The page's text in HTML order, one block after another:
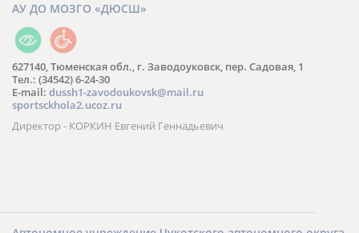
АУ ДО МОЗГО «ДЮСШ»
627140, Тюменская обл., г. Заводоуковск, пер. Садовая, 1
Тел.: (34542) 6-24-30
​E-mail: dussh1-zavodoukovsk@mail.ru
sportsckhola2.ucoz.ru
Директор - КОРКИН Евгений Геннадьевич